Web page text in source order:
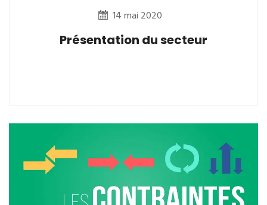
14 mai 2020
Présentation du secteur